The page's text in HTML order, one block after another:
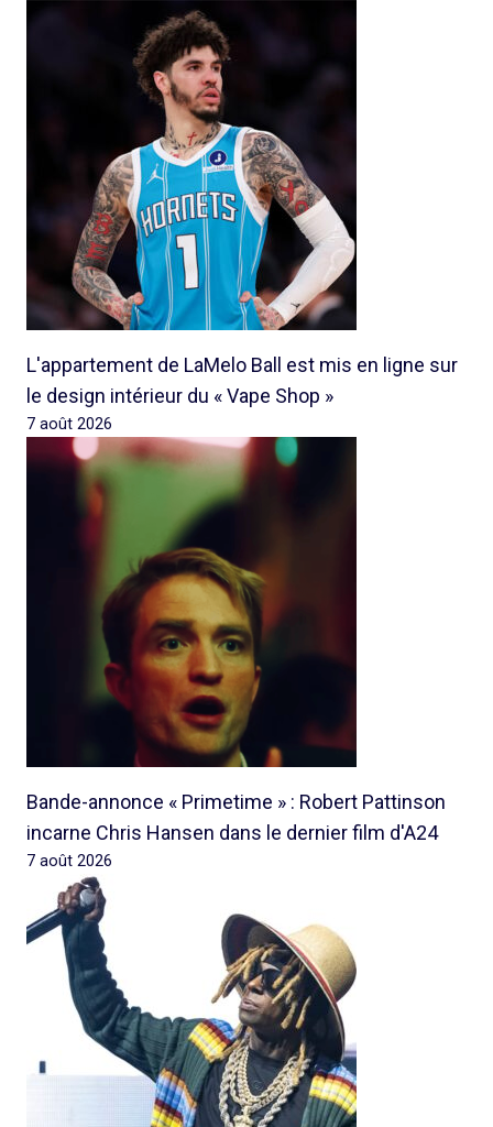
L'appartement de LaMelo Ball est mis en ligne sur
le design intérieur du « Vape Shop »
7 août 2026
Bande-annonce « Primetime » : Robert Pattinson
incarne Chris Hansen dans le dernier film d'A24
7 août 2026